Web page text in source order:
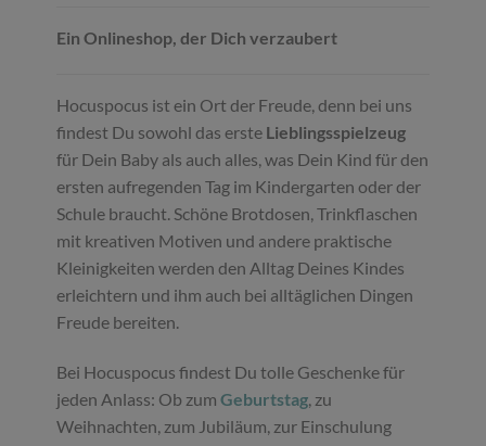
Ein Onlineshop, der Dich verzaubert
Hocuspocus ist ein Ort der Freude, denn bei uns
findest Du sowohl das erste Lieblingsspielzeug
für Dein Baby als auch alles, was Dein Kind für den
ersten aufregenden Tag im Kindergarten oder der
Schule braucht. Schöne Brotdosen, Trinkflaschen
mit kreativen Motiven und andere praktische
Kleinigkeiten werden den Alltag Deines Kindes
erleichtern und ihm auch bei alltäglichen Dingen
Freude bereiten.
Bei Hocuspocus findest Du tolle Geschenke für
jeden Anlass: Ob zumGeburtstag, zu
Weihnachten, zum Jubiläum, zur Einschulung